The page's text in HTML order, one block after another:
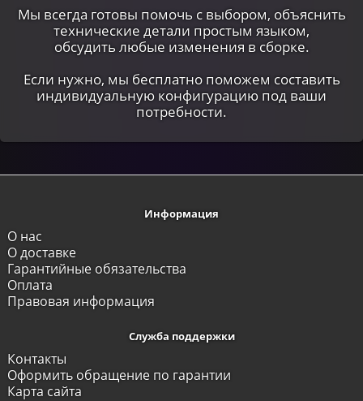
Мы всегда готовы помочь с выбором, объяснить
технические детали простым языком,
обсудить любые изменения в сборке.
Если нужно, мы бесплатно поможем составить
индивидуальную конфигурацию под ваши
потребности.
Информация
О нас
О доставке
Гарантийные обязательства
Оплата
Правовая информация
Служба поддержки
Контакты
Оформить обращение по гарантии
Карта сайта